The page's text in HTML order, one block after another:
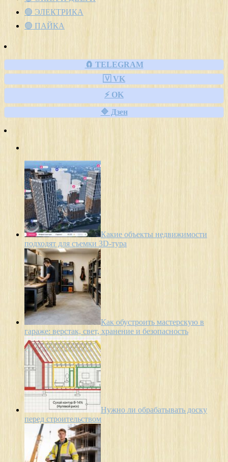
🟢 ЭЛЕКТРИКА
🟢 ПАЙКА
🧲 TELEGRAM
🇻 VK
⚡ OK
🔷 Дзен
Какие объекты недвижимости
подходят для съемки 3D-тура
Как обустроить мастерскую в
гараже: верстак, свет, хранение и безопасность
Нужно ли обрабатывать доску
перед строительством